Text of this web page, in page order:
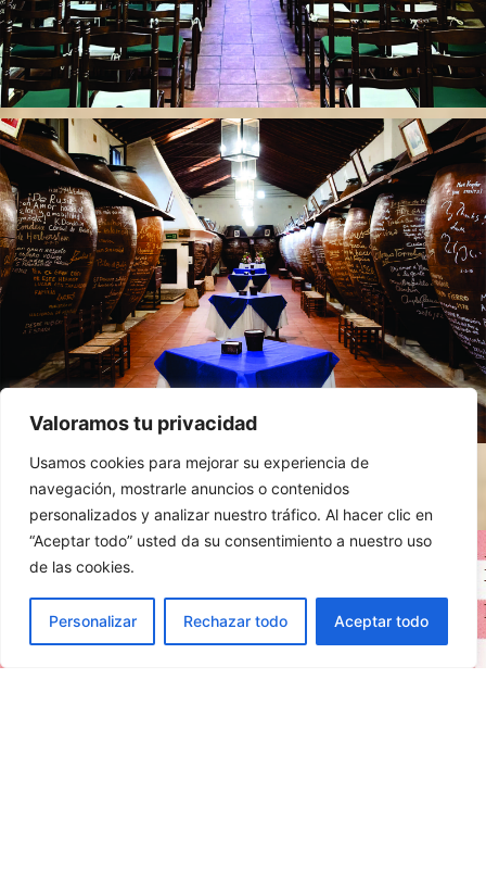
Valoramos tu privacidad
Usamos cookies para mejorar su experiencia de
navegación, mostrarle anuncios o contenidos
personalizados y analizar nuestro tráfico. Al hacer clic en
“Aceptar todo” usted da su consentimiento a nuestro uso
de las cookies.
Personalizar Rechazar todo Aceptar todo
NAVEGACIÓN
Inicio
Nuestra historia